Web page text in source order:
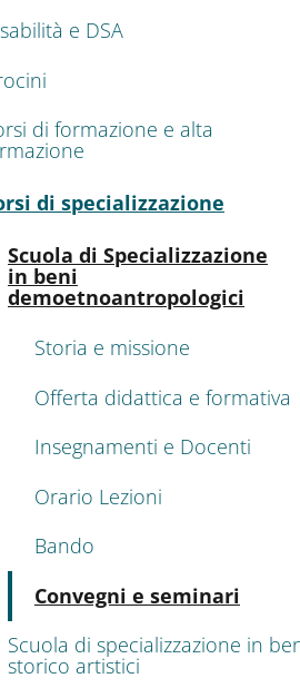
e DSA
di formazione e alta
di specializzazione
Scuola di Specializzazione
in beni
demoetnoantropologici
Attivo
Storia e missione
Offerta didattica e formativa
Insegnamenti e Docenti
Orario Lezioni
Bando
Convegni e seminari
Scuola di specializzazione in
storico artistici